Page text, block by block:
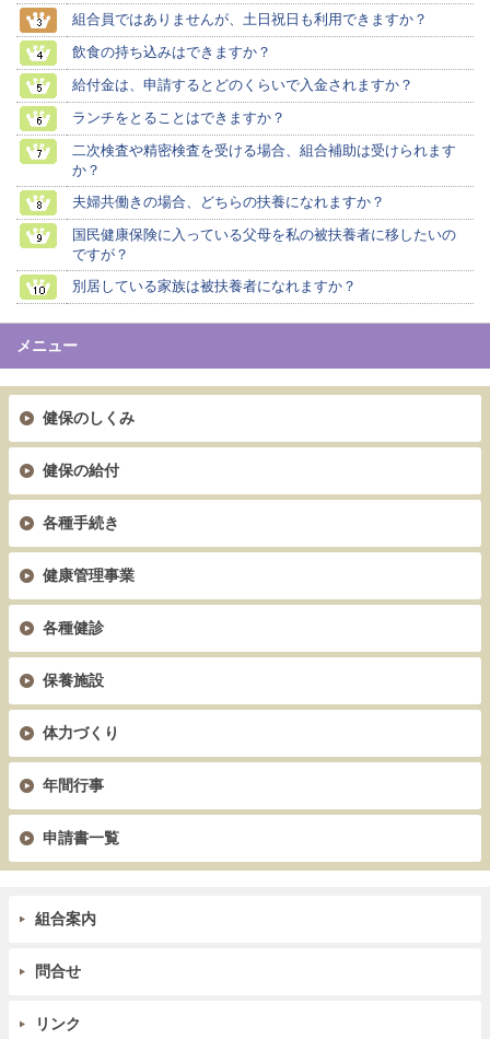
組合案内
問合せ
リンク
組合員ではありませんが、土日祝日も利用できますか？
飲食の持ち込みはできますか？
給付金は、申請するとどのくらいで入金されますか？
ランチをとることはできますか？
二次検査や精密検査を受ける場合、組合補助は受けられます
か？
夫婦共働きの場合、どちらの扶養になれますか？
国民健康保険に入っている父母を私の被扶養者に移したいの
ですが？
別居している家族は被扶養者になれますか？
メニュー
健保のしくみ
健保の給付
各種手続き
健康管理事業
各種健診
保養施設
体力づくり
年間行事
申請書一覧